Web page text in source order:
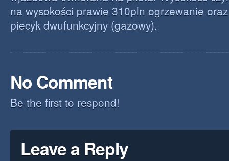
na wysokości prawie 310pln ogrzewanie
piecyk dwufunkcyjny (gazowy).
No Comment
Be the first to respond!
Leave a Reply